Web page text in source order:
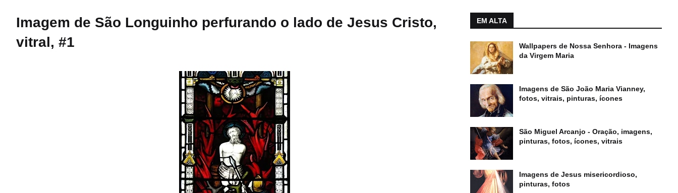
Imagem de São Longuinho perfurando o lado de Jesus Cristo,
vitral, #1
EM ALTA
Wallpapers de Nossa Senhora - Imagens
da Virgem Maria
Imagens de São João Maria Vianney,
fotos, vitrais, pinturas, ícones
São Miguel Arcanjo - Oração, imagens,
pinturas, fotos, ícones, vitrais
Imagens de Jesus misericordioso,
pinturas, fotos